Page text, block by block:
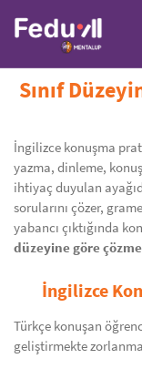
Sınıf
İngilizce konuşma
yazma, dinleme,
ihtiyaç duyulan
sorularını çözer,
yabancı çıktığında
düzeyine göre
İngilizce
Türkçe konuşan
geliştirmekte